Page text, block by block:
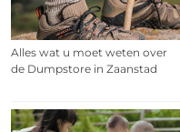
Alles wat u moet weten over
de Dumpstore in Zaanstad